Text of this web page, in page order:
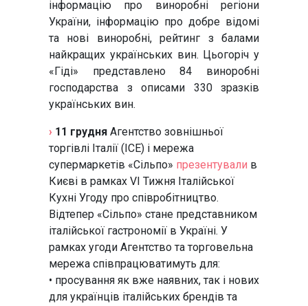
інформацію про виноробні регіони
України, інформацію про добре відомі
та нові виноробні, рейтинг з балами
найкращих українських вин. Цьогоріч у
«Гіді» представлено 84 виноробні
господарства з описами 330 зразків
українських вин.
› 11 грудня Агентство зовнішньої
торгівлі Італії (ІСЕ) і мережа
супермаркетів «Сільпо» презентували в
Києві в рамках VI Тижня Італійської
Кухні Угоду про співробітництво.
Відтепер «Сільпо» стане представником
італійської гастрономії в Україні. У
рамках угоди Агентство та торговельна
мережа співпрацюватимуть для:
• просування як вже наявних, так і нових
для українців італійських брендів та